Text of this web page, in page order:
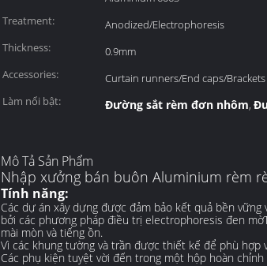
Treatment:
Anodized/Electrophoresis
Thickness:
0.9mm
Accessories:
Curtain runners/End caps/Brackets
Làm nổi bật:
Đường sắt rèm đơn nhôm,
Mô Tả Sản Phẩm
Nhập xưởng bán buôn Aluminium rèm
Tính năng:
Các dự án xây dựng được đảm bảo kết quả bền
bởi các phương pháp điều trị electrophoresis đen
mài mòn và tiếng ồn.
Vì các khung tường và trần được thiết kế để phù
Các phụ kiện tuyệt vời đến trong một hộp hoàn chỉnh